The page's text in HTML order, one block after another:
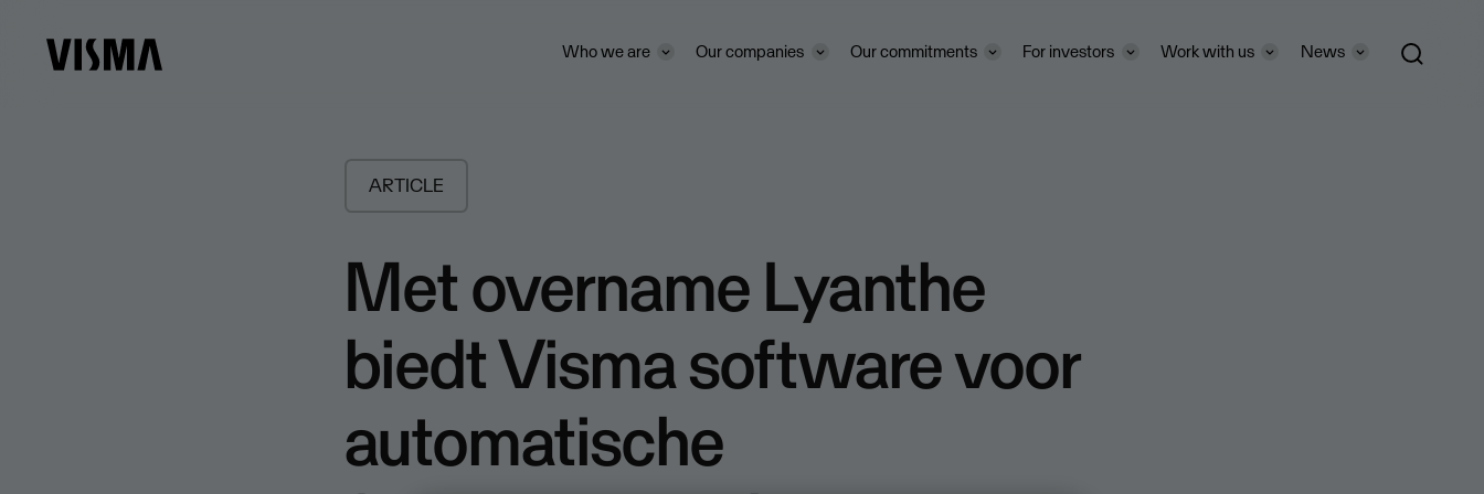
Who we are Our companies Our commitments For investors Work with us News
ARTICLE
Met overname Lyanthe
biedt Visma software voor
automatische